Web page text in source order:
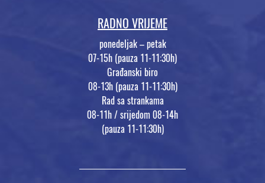
RADNO VRIJEME
ponedeljak – petak
07-15h (pauza 11-11:30h)
Građanski biro
08-13h (pauza 11-11:30h)
Rad sa strankama
08-11h / srijedom 08-14h
(pauza 11-11:30h)